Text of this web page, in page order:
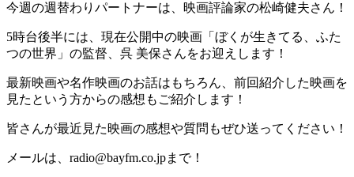
今週の週替わりパートナーは、映画評論家の松崎健夫さん！
5時台後半には、現在公開中の映画「ぼくが生きてる、ふた
つの世界」の監督、呉 美保さんをお迎えします！
最新映画や名作映画のお話はもちろん、前回紹介した映画を
見たという方からの感想もご紹介します！
皆さんが最近見た映画の感想や質問もぜひ送ってください！
メールは、radio@bayfm.co.jpまで！